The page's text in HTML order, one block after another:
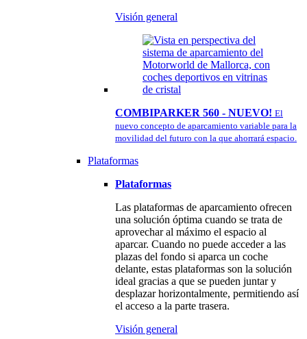
Visión general
COMBIPARKER 560 - NUEVO! El
nuevo concepto de aparcamiento variable para la
movilidad del futuro con la que ahorrará espacio.
Plataformas
Plataformas
Las plataformas de aparcamiento ofrecen
una solución óptima cuando se trata de
aprovechar al máximo el espacio al
aparcar. Cuando no puede acceder a las
plazas del fondo si aparca un coche
delante, estas plataformas son la solución
ideal gracias a que se pueden juntar y
desplazar horizontalmente, permitiendo así
el acceso a la parte trasera.
Visión general